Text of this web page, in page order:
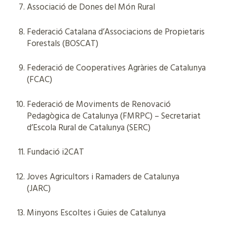
Associació de Dones del Món Rural
Federació Catalana d’Associacions de Propietaris
Forestals (BOSCAT)
Federació de Cooperatives Agràries de Catalunya
(FCAC)
Federació de Moviments de Renovació
Pedagògica de Catalunya (FMRPC) – Secretariat
d’Escola Rural de Catalunya (SERC)
Fundació i2CAT
Joves Agricultors i Ramaders de Catalunya
(JARC)
Minyons Escoltes i Guies de Catalunya